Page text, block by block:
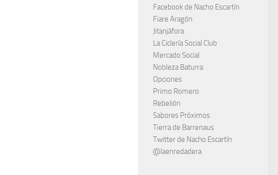
Facebook de Nacho Escartín
Fiare Aragón
Jitanjáfora
La Ciclería Social Club
Mercado Social
Nobleza Baturra
Opciones
Primo Romero
Rebelión
Sabores Próximos
Tierra de Barrenaus
Twitter de Nacho Escartín
@laenredadera